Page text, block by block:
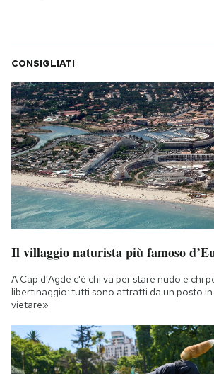
CONSIGLIATI
Il villaggio naturista più famoso
A Cap d'Agde c'è chi va per stare nudo e chi
libertinaggio: tutti sono attratti da un posto
vietare»